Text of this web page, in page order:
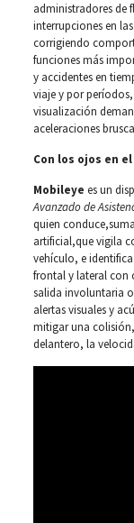
administradores de
interrupciones en
corrigiendo
funciones más
y accidentes en
viaje y por
visualización
aceleraciones
Con los ojos en
Mobileye es un
Avanzado de
quien
artificial,que vigila
vehículo, e
frontal y lateral con
salida involuntaria
alertas visuales y
mitigar una
delantero, la